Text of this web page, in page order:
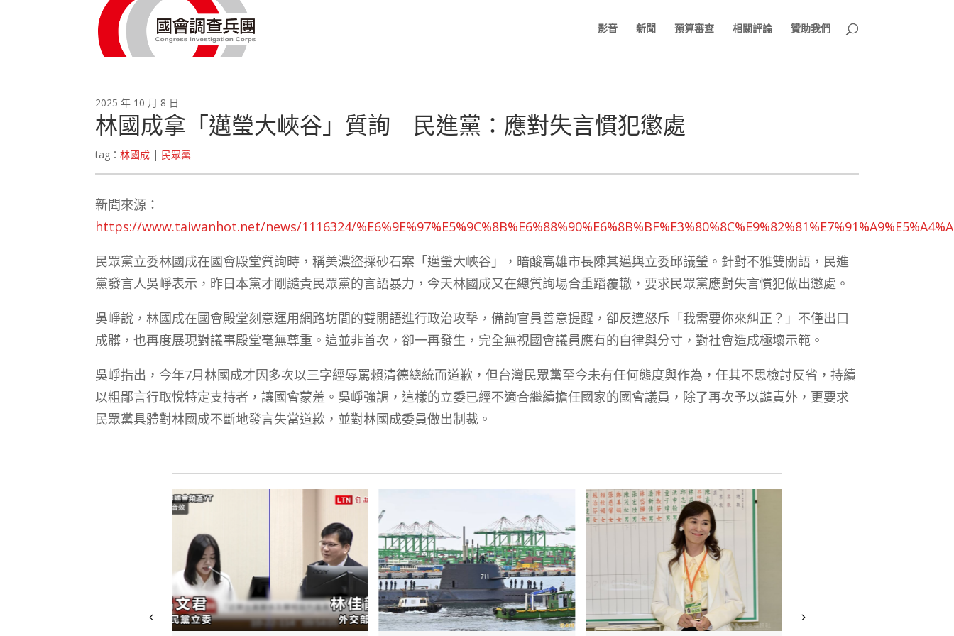
影音 新聞 預算審查 相關評論 贊助我們
2025 年 10 月 8 日
林國成拿「邁瑩大峽谷」質詢 民進黨：應對失言慣犯懲處
tag：林國成 | 民眾黨
新聞來源：
https://www.taiwanhot.net/news/1116324/
民眾黨立委林國成在國會殿堂質詢時，稱美濃盜採砂石案「邁瑩大峽谷」，暗酸高雄市長陳其邁與立委邱議瑩。針對不雅雙關語，民進
黨發言人吳崢表示，昨日本黨才剛譴責民眾黨的言語暴力，今天林國成又在總質詢場合重蹈覆轍，要求民眾黨應對失言慣犯做出懲處。
吳崢說，林國成在國會殿堂刻意運用網路坊間的雙關語進行政治攻擊，備詢官員善意提醒，卻反遭怒斥「我需要你來糾正？」不僅出口
成髒，也再度展現對議事殿堂毫無尊重。這並非首次，卻一再發生，完全無視國會議員應有的自律與分寸，對社會造成極壞示範。
吳崢指出，今年7月林國成才因多次以三字經辱罵賴清德總統而道歉，但台灣民眾黨至今未有任何態度與作為，任其不思檢討反省，持續
以粗鄙言行取悅特定支持者，讓國會蒙羞。吳崢強調，這樣的立委已經不適合繼續擔任國家的國會議員，除了再次予以譴責外，更要求
民眾黨具體對林國成不斷地發言失當道歉，並對林國成委員做出制裁。